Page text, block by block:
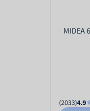
4.9
(2033)